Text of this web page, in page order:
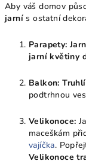
Aby váš domov
jarní s ostatní
Parapety:
jarní květiny
Balkon:
podtrhnou
Velikonoce:
maceškám
vajíčka.
Velikonoce